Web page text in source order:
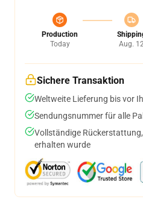
Production
Today
Aug.
Sichere Transaktion
Weltweite Lieferung bis vor
Sendungsnummer für alle
Vollständige
erhalten wurde